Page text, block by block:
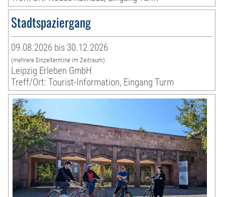
Stadtspaziergang
09.08.2026 bis 30.12.2026
(mehrere Einzeltermine im Zeitraum)
Leipzig Erleben GmbH
Treff/Ort: Tourist-Information, Eingang Turm